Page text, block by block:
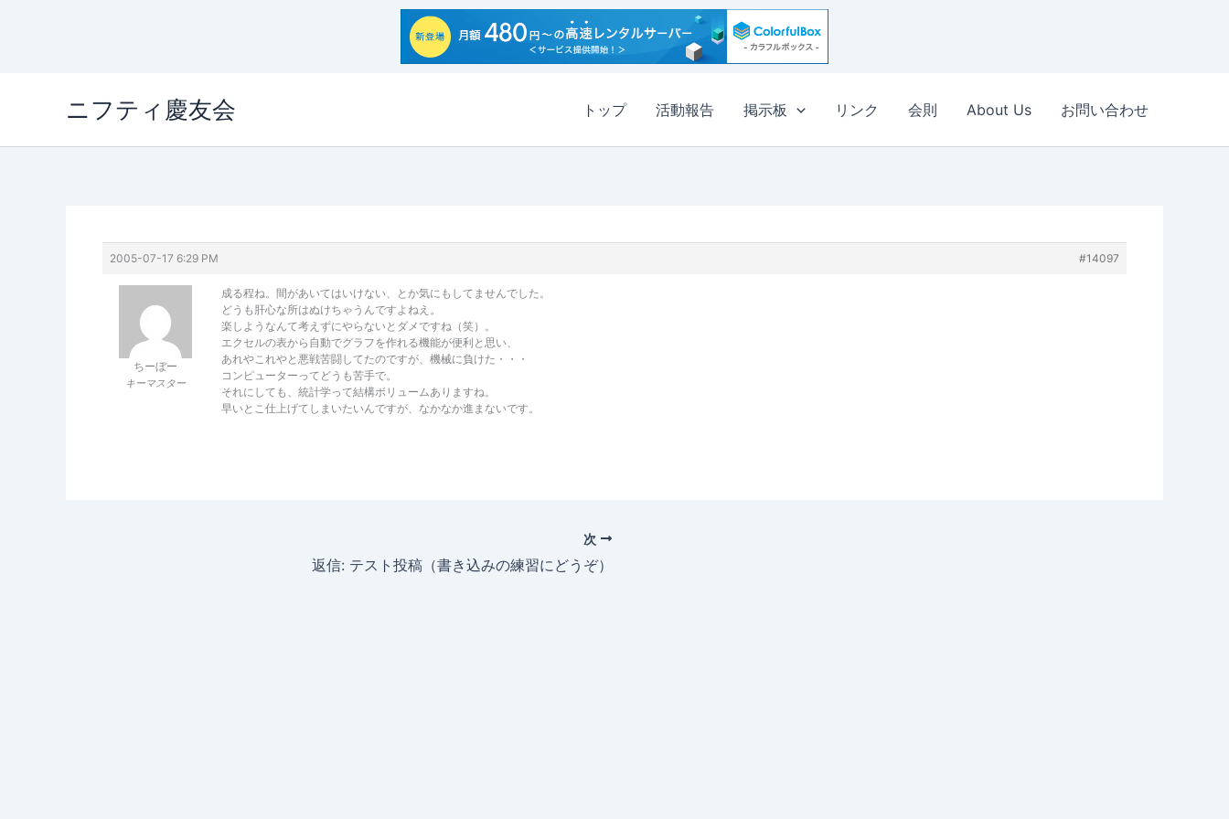
ニフティ慶友会 トップ 活動報告 掲示板 リンク 会則 About Us お問い合わせ
2005-07-17 6:29 PM #14097
ちーぼー
キーマスター
成る程ね。間があいてはいけない、とか気にもしてませんでした。
どうも肝心な所はぬけちゃうんですよねえ。
楽しようなんて考えずにやらないとダメですね（笑）。
エクセルの表から自動でグラフを作れる機能が便利と思い、
あれやこれやと悪戦苦闘してたのですが、機械に負けた・・・
コンピューターってどうも苦手で。
それにしても、統計学って結構ボリュームありますね。
早いとこ仕上げてしまいたいんですが、なかなか進まないです。
次
返信: テスト投稿（書き込みの練習にどうぞ）